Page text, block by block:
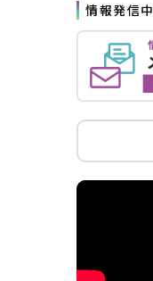
情報発信中